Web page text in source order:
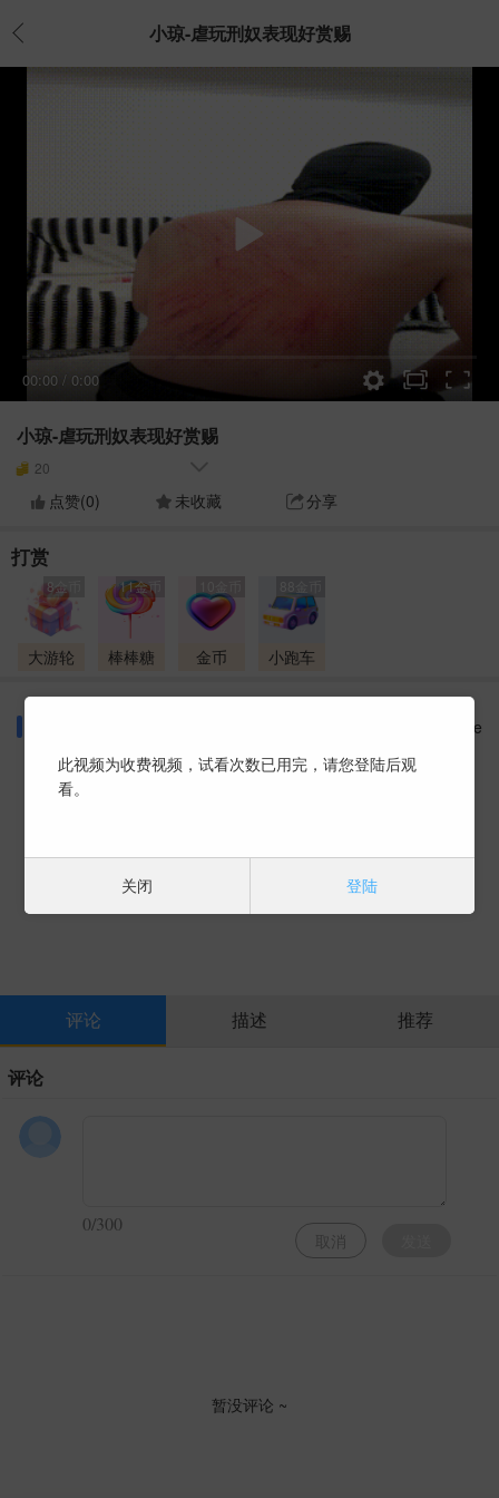
小琼-虐玩刑奴表现好赏赐
00:00 / 0:00
小琼-虐玩刑奴表现好赏赐
20
点赞(0) 未收藏 分享
打赏
大游轮
8金币
棒棒糖
11金币
金币 小跑车
More
评论 描述 推荐
评论
0/300
取消
暂没评论 ~
此视频为收费视频，试看次数已用完，请您登陆后观
看。
关闭 登陆